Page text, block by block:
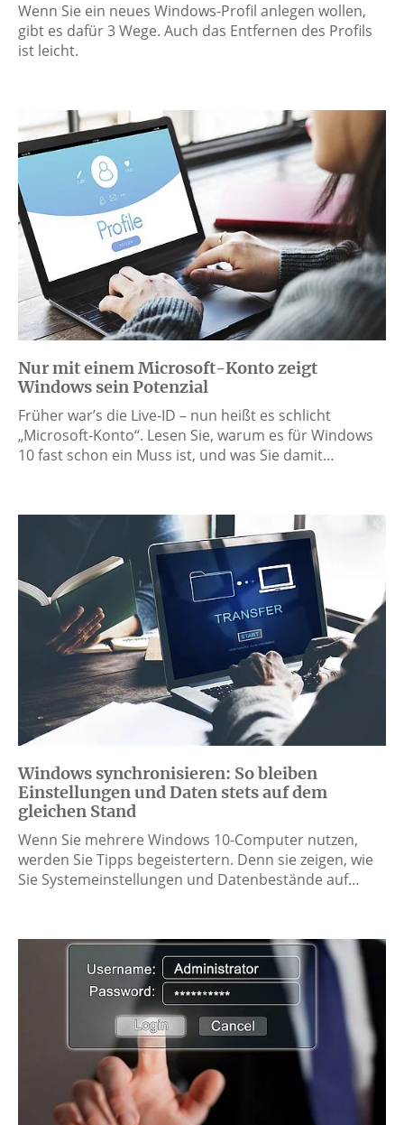
Wenn Sie ein neues Windows-Profil anlegen wollen,
gibt es dafür 3 Wege. Auch das Entfernen des Profils
ist leicht.
Nur mit einem Microsoft-Konto zeigt
Windows sein Potenzial
Früher war’s die Live-ID – nun heißt es schlicht
„Microsoft-Konto“. Lesen Sie, warum es für Windows
10 fast schon ein Muss ist, und was Sie damit…
Windows synchronisieren: So bleiben
Einstellungen und Daten stets auf dem
gleichen Stand
Wenn Sie mehrere Windows 10-Computer nutzen,
werden Sie Tipps begeistertern. Denn sie zeigen, wie
Sie Systemeinstellungen und Datenbestände auf…